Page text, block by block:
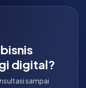
digital?
sampai